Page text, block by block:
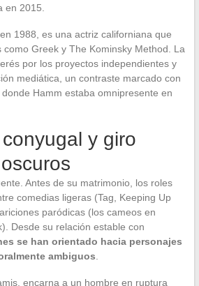
en 2015.
1988, es una actriz californiana que
como Greek y The Kominsky Method. La
por los proyectos independientes y
mediática, un contraste marcado con
Hamm estaba omnipresente en
y giro
Antes de su matrimonio, los roles
comedias ligeras (Tag, Keeping Up
paródicas (los cameos en
Desde su relación estable con
se han orientado hacia personajes
ambiguos
encarna a un hombre en ruptura